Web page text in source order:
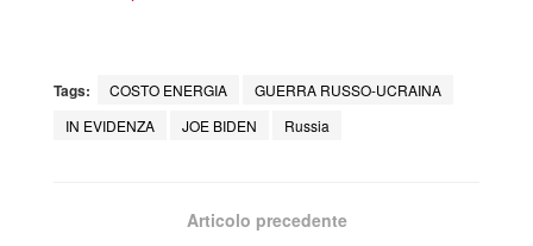
Tags: COSTO ENERGIA
GUERRA RUSSO-UCRAINA
IN EVIDENZA
JOE BIDEN Russia
Articolo precedente